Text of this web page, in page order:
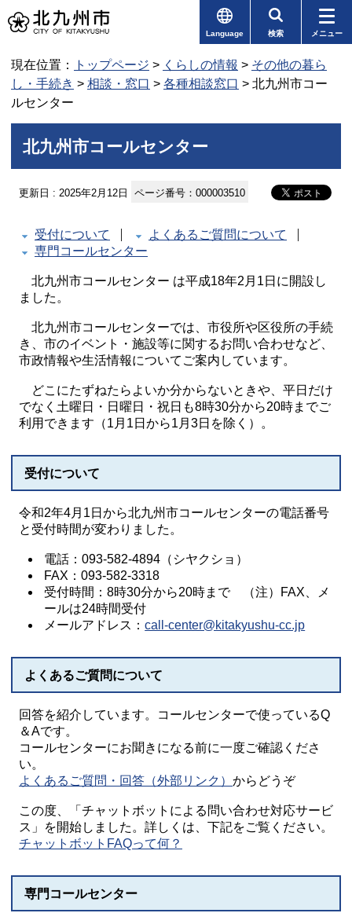
Language 検索 メニュー
現在位置： トップページ > くらしの情報 > その他の暮ら
し・手続き > 相談・窓口 > 各種相談窓口 > 北九州市コー
ルセンター
北九州市コールセンター
更新日 : 2025年2月12日 ページ番号：000003510
受付について
よくあるご質問について
専門コールセンター
北九州市コールセンター は平成18年2月1日に開設し
ました。
北九州市コールセンターでは、市役所や区役所の手続
き、市のイベント・施設等に関するお問い合わせなど、
市政情報や生活情報についてご案内しています。
どこにたずねたらよいか分からないときや、平日だけ
でなく土曜日・日曜日・祝日も8時30分から20時までご
利用できます（1月1日から1月3日を除く）。
受付について
令和2年4月1日から北九州市コールセンターの電話番号
と受付時間が変わりました。
電話：093-582-4894（シヤクショ）
FAX：093-582-3318
受付時間：8時30分から20時まで （注）FAX、メ
ールは24時間受付
メールアドレス：call-center@kitakyushu-cc.jp
よくあるご質問について
回答を紹介しています。コールセンターで使っているQ
＆Aです。
コールセンターにお聞きになる前に一度ご確認くださ
い。
よくあるご質問・回答（外部リンク） からどうぞ
この度、「チャットボットによる問い合わせ対応サービ
ス」を開始しました。詳しくは、下記をご覧ください。
チャットボットFAQって何？
専門コールセンター